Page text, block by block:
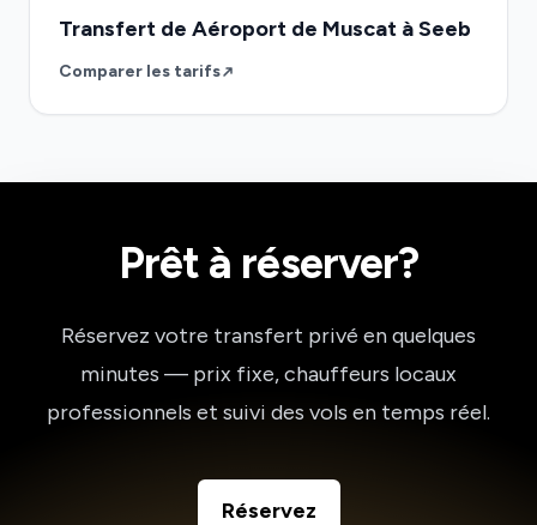
Transfert de Aéroport de Muscat à Seeb
Comparer les tarifs
Prêt à réserver?
Réservez votre transfert privé en quelques
minutes — prix fixe, chauffeurs locaux
professionnels et suivi des vols en temps réel.
Réservez